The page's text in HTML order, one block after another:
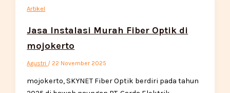
Artikel
Jasa Instalasi Murah Fiber Optik di
mojokerto
Agustri / 22 November 2025
mojokerto, SKYNET Fiber Optik berdiri pada tahun